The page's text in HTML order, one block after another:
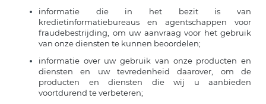
informatie die in het bezit is van
kredietinformatiebureaus en agentschappen voor
fraudebestrijding, om uw aanvraag voor het gebruik
van onze diensten te kunnen beoordelen;
informatie over uw gebruik van onze producten en
diensten en uw tevredenheid daarover, om de
producten en diensten die wij u aanbieden
voortdurend te verbeteren;